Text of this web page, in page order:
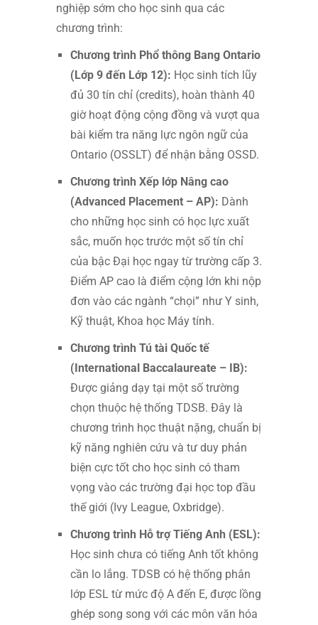
nghiệp sớm cho học sinh qua các
chương trình:
Chương trình Phổ thông Bang Ontario
(Lớp 9 đến Lớp 12): Học sinh tích lũy
đủ 30 tín chỉ (credits), hoàn thành 40
giờ hoạt động cộng đồng và vượt qua
bài kiểm tra năng lực ngôn ngữ của
Ontario (OSSLT) để nhận bằng OSSD.
Chương trình Xếp lớp Nâng cao
(Advanced Placement – AP): Dành
cho những học sinh có học lực xuất
sắc, muốn học trước một số tín chỉ
của bậc Đại học ngay từ trường cấp 3.
Điểm AP cao là điểm cộng lớn khi nộp
đơn vào các ngành “chọi” như Y sinh,
Kỹ thuật, Khoa học Máy tính.
Chương trình Tú tài Quốc tế
(International Baccalaureate – IB):
Được giảng dạy tại một số trường
chọn thuộc hệ thống TDSB. Đây là
chương trình học thuật nặng, chuẩn bị
kỹ năng nghiên cứu và tư duy phản
biện cực tốt cho học sinh có tham
vọng vào các trường đại học top đầu
thế giới (Ivy League, Oxbridge).
Chương trình Hỗ trợ Tiếng Anh (ESL):
Học sinh chưa có tiếng Anh tốt không
cần lo lắng. TDSB có hệ thống phân
lớp ESL từ mức độ A đến E, được lồng
ghép song song với các môn văn hóa